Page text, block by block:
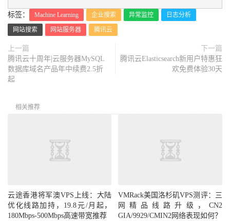
标签： Machine Learning 企业搜索 异常监控 日志分析
网站搜索 网站服务器 腾讯云
上一篇
腾讯云十周年|云服务器MySQL
数据库域名产品年中续费2.5折
起
下一篇
腾讯云Elasticsearch新用户特惠狂
欢免费体验30天
相关推荐
云途香港将军澳VPS上线：大陆
优化线路加持，19.8元/月起，
180Mbps-500Mbps高速带宽推荐
VMRack美国洛杉矶VPS测评：三
网精品线路升级，CN2
GIA/9929/CMIN2网络表现如何？